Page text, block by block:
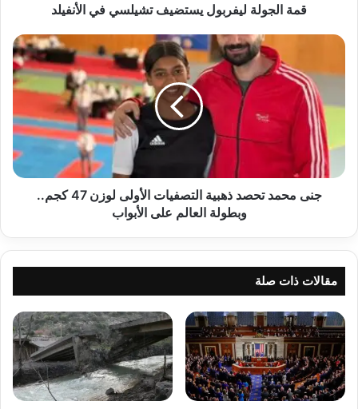
قمة الجولة ليفربول يستضيف تشيلسي في الأنفيلد
جنى
تحصد
التصفيات
الأولى
لوزن
كجم..
وبطولة
جنى محمد تحصد ذهبية التصفيات الأولى لوزن 47 كجم..
وبطولة العالم على الأبواب
مقالات ذات صلة